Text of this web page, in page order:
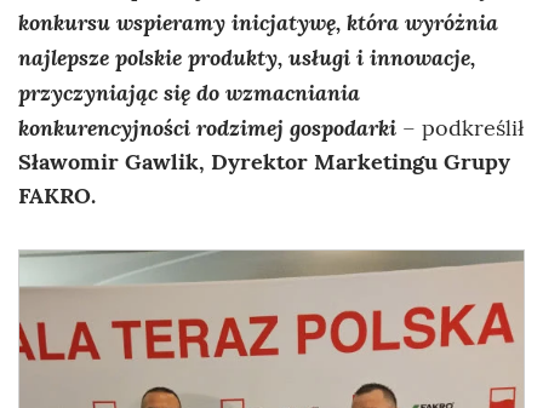
konkursu wspieramy inicjatywę, która wyróżnia
najlepsze polskie produkty, usługi i innowacje,
przyczyniając się do wzmacniania
konkurencyjności rodzimej gospodarki – podkreślił
Sławomir Gawlik, Dyrektor Marketingu Grupy
FAKRO.